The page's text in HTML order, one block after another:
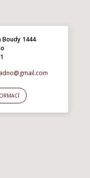
Boudy 1444